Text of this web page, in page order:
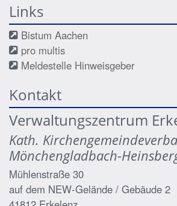
Links
Bistum Aachen
pro multis
Meldestelle Hinweisgeber
Kontakt
Verwaltungszentrum
Kath.
Mönchengladbach-
Mühlenstraße 30
auf dem NEW-Gelände / Gebäude 2